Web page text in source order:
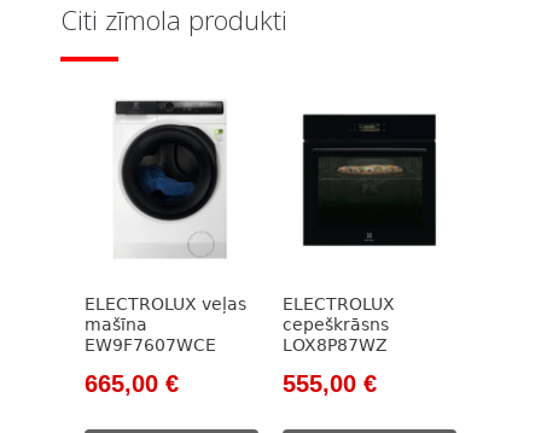
Citi zīmola produkti
ELECTROLUX veļas
mašīna
EW9F7607WCE
Original
665,00 €Current
ELECTROLUX
cepeškrāsns
LOX8P87WZ
Original
555,00 €Current